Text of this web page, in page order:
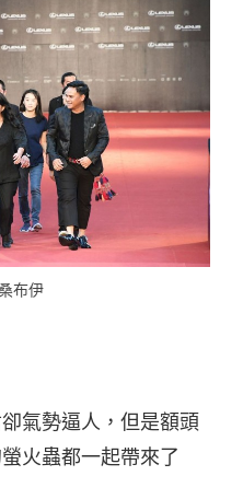
布伊
氣勢逼人，但是額頭
火蟲都一起帶來了